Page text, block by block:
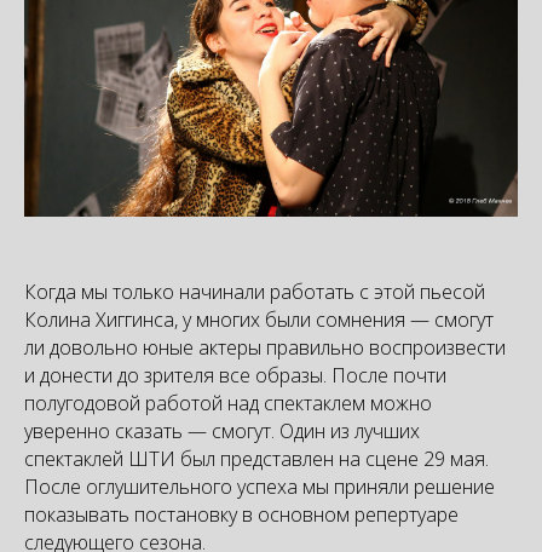
Когда мы только начинали работать с этой пьесой
Колина Хиггинса, у многих были сомнения — смогут
ли довольно юные актеры правильно воспроизвести
и донести до зрителя все образы. После почти
полугодовой работой над спектаклем можно
уверенно сказать — смогут. Один из лучших
спектаклей ШТИ был представлен на сцене 29 мая.
После оглушительного успеха мы приняли решение
показывать постановку в основном репертуаре
следующего сезона.